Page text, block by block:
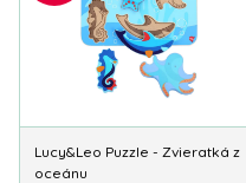
Lucy&Leo Puzzle - Zvieratká z
oceánu